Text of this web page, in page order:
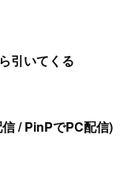
引いてくる
/ PinPでPC配信)